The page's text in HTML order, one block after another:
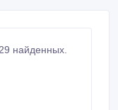
найденных.